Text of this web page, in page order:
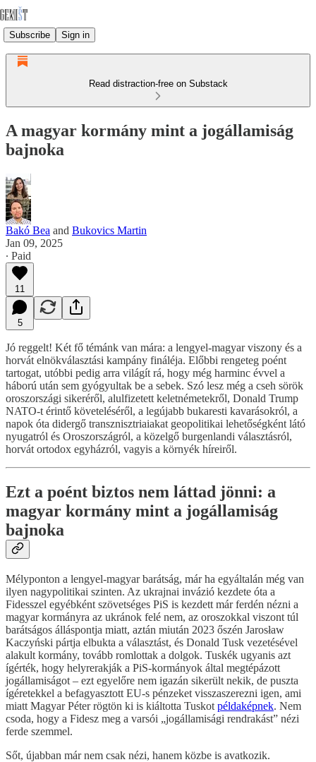
Subscribe Sign in
Read distraction-free on Substack
A magyar kormány mint a jogállamiság
bajnoka
Bakó Bea and Bukovics Martin
Jan 09, 2025
∙ Paid
11
5
Jó reggelt! Két fő témánk van mára: a lengyel-magyar viszony és a
horvát elnökválasztási kampány fináléja. Előbbi rengeteg poént
tartogat, utóbbi pedig arra világít rá, hogy még harminc évvel a
háború után sem gyógyultak be a sebek. Szó lesz még a cseh sörök
oroszországi sikeréről, alulfizetett keletnémetekről, Donald Trump
NATO-t érintő követeléséről, a legújabb bukaresti kavarásokról, a
napok óta didergő transznisztriaiakat geopolitikai lehetőségként látó
nyugatról és Oroszországról, a közelgő burgenlandi választásról,
horvát ortodox egyházról, vagyis a környék híreiről.
Ezt a poént biztos nem láttad jönni: a
magyar kormány mint a jogállamiság
bajnoka
Mélyponton a lengyel-magyar barátság, már ha egyáltalán még van
ilyen nagypolitikai szinten. Az ukrajnai invázió kezdete óta a
Fidesszel egyébként szövetséges PiS is kezdett már ferdén nézni a
magyar kormányra az ukránok felé nem, az oroszokkal viszont túl
barátságos álláspontja miatt, aztán miután 2023 őszén Jarosław
Kaczyński pártja elbukta a választást, és Donald Tusk vezetésével
alakult kormány, tovább romlottak a dolgok. Tuskék ugyanis azt
ígérték, hogy helyrerakják a PiS-kormányok által megtépázott
jogállamiságot – ezt egyelőre nem igazán sikerült nekik, de puszta
ígéretekkel a befagyasztott EU-s pénzeket visszaszerezni igen, ami
miatt Magyar Péter rögtön ki is kiáltotta Tuskot példaképnek. Nem
csoda, hogy a Fidesz meg a varsói „jogállamisági rendrakást” nézi
ferde szemmel.
Sőt, újabban már nem csak nézi, hanem közbe is avatkozik.